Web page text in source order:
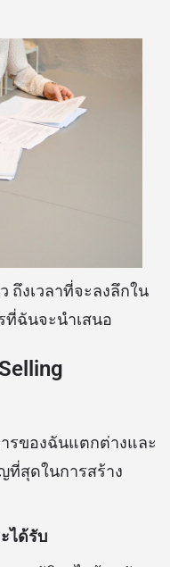
ถึงเวลาที่จะลงลึกใน
ที่ฉันจะนำเสนอ
รของฉันแตกต่างและ
ที่สุดในการสร้าง
ได้รับ